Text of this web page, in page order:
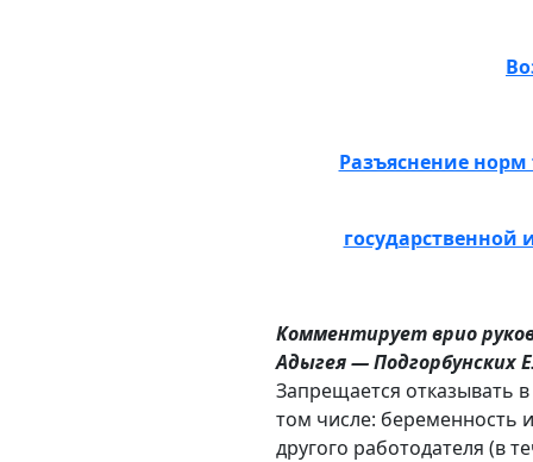
Разъяснение
государственной
Комментирует врио
Адыгея — Подгорбунских
Запрещается отказывать
том числе: беременность
другого работодателя (в